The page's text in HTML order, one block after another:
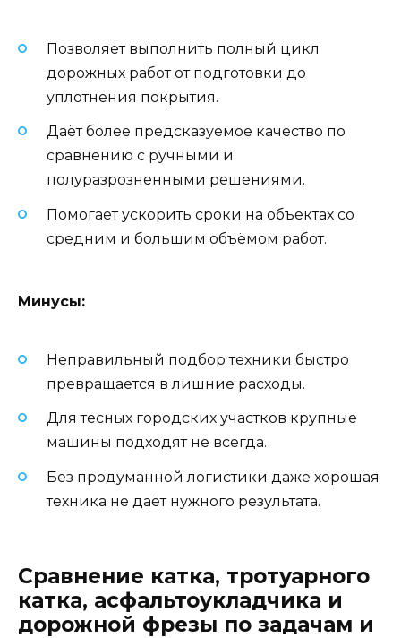
Позволяет выполнить полный цикл
дорожных работ от подготовки до
уплотнения покрытия.
Даёт более предсказуемое качество по
сравнению с ручными и
полуразрозненными решениями.
Помогает ускорить сроки на объектах со
средним и большим объёмом работ.
Минусы:
Неправильный подбор техники быстро
превращается в лишние расходы.
Для тесных городских участков крупные
машины подходят не всегда.
Без продуманной логистики даже хорошая
техника не даёт нужного результата.
Сравнение катка, тротуарного
катка, асфальтоукладчика и
дорожной фрезы по задачам и